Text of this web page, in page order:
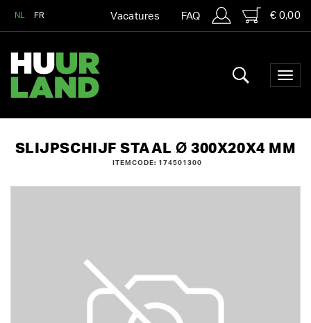
NL FR Vacatures FAQ € 0,00
SLIJPSCHIJF STAAL Ø 300X20X4 MM
ITEMCODE: 174501300